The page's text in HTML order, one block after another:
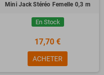
Mini Jack Stéréo Femelle 0,3 m
En Stock
17,70 €
ACHETER